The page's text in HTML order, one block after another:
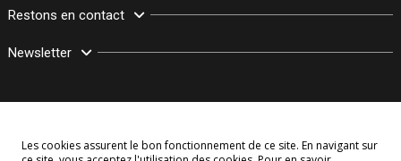
Restons en contact
Newsletter
Les cookies assurent le bon fonctionnement de ce site. En navigant sur